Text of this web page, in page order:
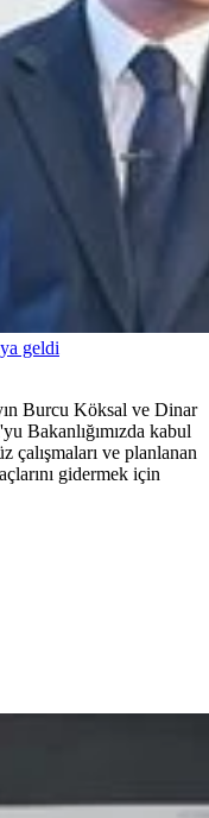
geldi
Burcu Köksal ve Dinar
Bakanlığımızda kabul
ve planlanan
gidermek için